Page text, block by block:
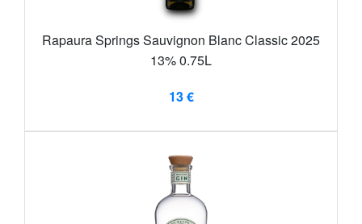
Rapaura Springs Sauvignon Blanc Classic 2025
13% 0.75L
13 €